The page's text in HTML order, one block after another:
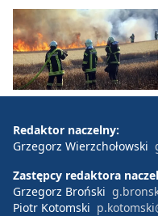
Redaktor naczelny:
Grzegorz Wierzchołowski
Zastępcy redaktora
Grzegorz Broński
Piotr Kotomski